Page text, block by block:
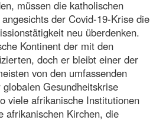
müssen die katholischen
der Covid-19-Krise die
neu überdenken.
Kontinent der mit den
doch er bleibt einer der
von den umfassenden
Gesundheitskrise
viele afrikanische Institutionen
afrikanischen Kirchen, die